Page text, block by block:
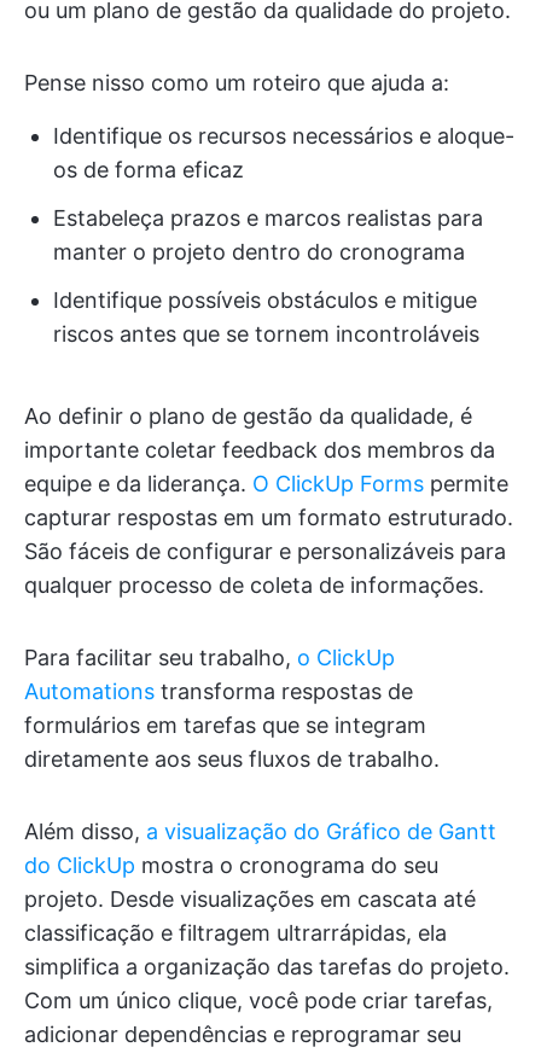
ou um plano de gestão da qualidade do projeto.
Pense nisso como um roteiro que ajuda a:
Identifique os recursos necessários e aloque-
os de forma eficaz
Estabeleça prazos e marcos realistas para
manter o projeto dentro do cronograma
Identifique possíveis obstáculos e mitigue
riscos antes que se tornem incontroláveis
Ao definir o plano de gestão da qualidade, é
importante coletar feedback dos membros da
equipe e da liderança. O ClickUp Forms permite
capturar respostas em um formato estruturado.
São fáceis de configurar e personalizáveis para
qualquer processo de coleta de informações.
Para facilitar seu trabalho, o ClickUp
Automations transforma respostas de
formulários em tarefas que se integram
diretamente aos seus fluxos de trabalho.
Além disso, a visualização do Gráfico de Gantt
do ClickUp mostra o cronograma do seu
projeto. Desde visualizações em cascata até
classificação e filtragem ultrarrápidas, ela
simplifica a organização das tarefas do projeto.
Com um único clique, você pode criar tarefas,
adicionar dependências e reprogramar seu